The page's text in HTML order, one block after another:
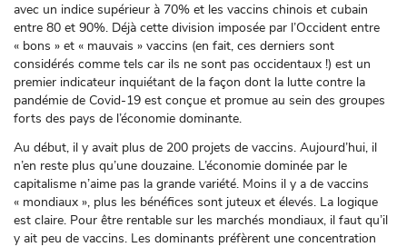
avec un indice supérieur à 70% et les vaccins chinois et cubain
entre 80 et 90%. Déjà cette division imposée par l’Occident entre
« bons » et « mauvais » vaccins (en fait, ces derniers sont
considérés comme tels car ils ne sont pas occidentaux !) est un
premier indicateur inquiétant de la façon dont la lutte contre la
pandémie de Covid-19 est conçue et promue au sein des groupes
forts des pays de l’économie dominante.
Au début, il y avait plus de 200 projets de vaccins. Aujourd’hui, il
n’en reste plus qu’une douzaine. L’économie dominée par le
capitalisme n’aime pas la grande variété. Moins il y a de vaccins
« mondiaux », plus les bénéfices sont juteux et élevés. La logique
est claire. Pour être rentable sur les marchés mondiaux, il faut qu’il
y ait peu de vaccins. Les dominants préfèrent une concentration